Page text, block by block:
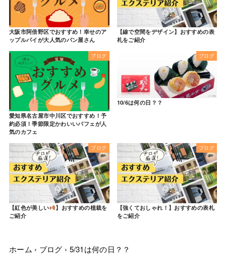
大阪市阿倍野区でおすすめ！幸せのア
ップルパイが大人気のパン屋さん
【線で空間をデザイン】おすすめの表
札をご紹介
ブログ
愛知県名古屋市中川区でおすすめ！予
約必須！季節限定かわいいパフェが人
気のカフェ
ブログ
10/6は何の日？？
ブログ
【紅色が美しい
】おすすめの植栽を
ご紹介
ブログ
【強くておしゃれ！】おすすめの表札
をご紹介
ホーム › ブログ › 5/31は何の日？？